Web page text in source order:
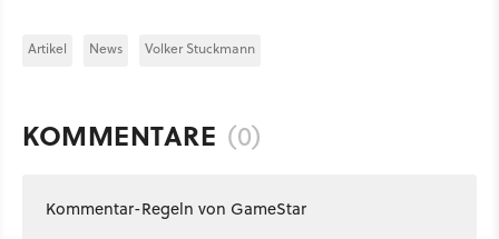
Artikel News Volker Stuckmann
KOMMENTARE (0)
Kommentar-Regeln von GameStar